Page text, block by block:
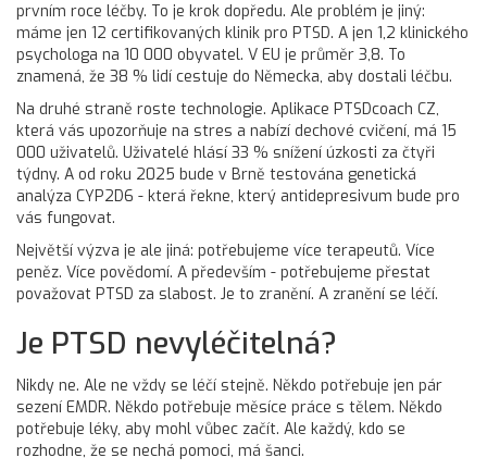
prvním roce léčby. To je krok dopředu. Ale problém je jiný:
máme jen 12 certifikovaných klinik pro PTSD. A jen 1,2 klinického
psychologa na 10 000 obyvatel. V EU je průměr 3,8. To
znamená, že 38 % lidí cestuje do Německa, aby dostali léčbu.
Na druhé straně roste technologie. Aplikace PTSDcoach CZ,
která vás upozorňuje na stres a nabízí dechové cvičení, má 15
000 uživatelů. Uživatelé hlásí 33 % snížení úzkosti za čtyři
týdny. A od roku 2025 bude v Brně testována genetická
analýza CYP2D6 - která řekne, který antidepresivum bude pro
vás fungovat.
Největší výzva je ale jiná: potřebujeme více terapeutů. Více
peněz. Více povědomí. A především - potřebujeme přestat
považovat PTSD za slabost. Je to zranění. A zranění se léčí.
Je PTSD nevyléčitelná?
Nikdy ne. Ale ne vždy se léčí stejně. Někdo potřebuje jen pár
sezení EMDR. Někdo potřebuje měsíce práce s tělem. Někdo
potřebuje léky, aby mohl vůbec začít. Ale každý, kdo se
rozhodne, že se nechá pomoci, má šanci.